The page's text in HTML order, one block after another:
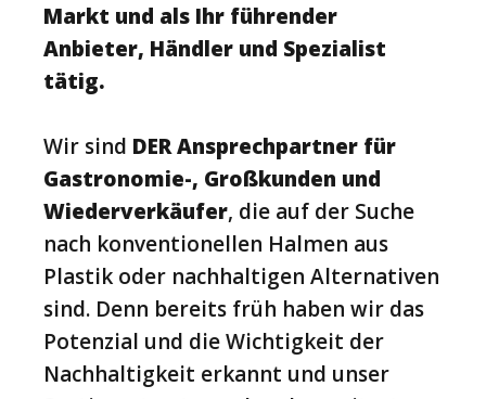
Markt und als Ihr führender
Anbieter, Händler und Spezialist
tätig.
Wir sind DER Ansprechpartner für
Gastronomie-, Großkunden und
Wiederverkäufer, die auf der Suche
nach konventionellen Halmen aus
Plastik oder nachhaltigen Alternativen
sind. Denn bereits früh haben wir das
Potenzial und die Wichtigkeit der
Nachhaltigkeit erkannt und unser